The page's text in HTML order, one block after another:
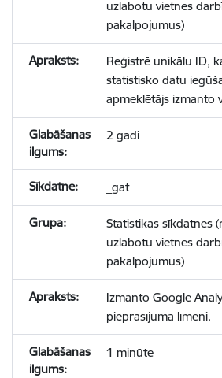
uzlabotu vietnes
pakalpojumus)
Reģistrē unikālu ID,
statistisko datu
apmeklētājs izmanto
2 gadi
_gat
Statistikas sīkdatnes
uzlabotu vietnes
pakalpojumus)
Izmanto Google
pieprasījuma līmeni.
1 minūte